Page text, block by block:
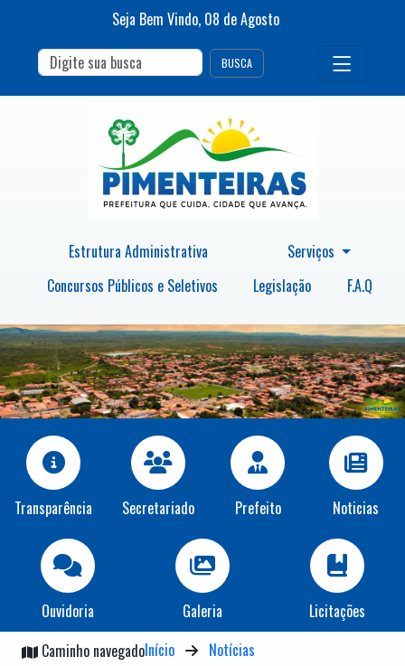
Seja Bem Vindo, 08 deAgosto
BUSCA
Estrutura Administrativa
Serviços
Concursos Públicos e Seletivos
Legislação F.A.Q
Transparência Secretariado Prefeito Noticias
Ouvidoria Galeria
Licitações
Caminho navegadoInício Notícias